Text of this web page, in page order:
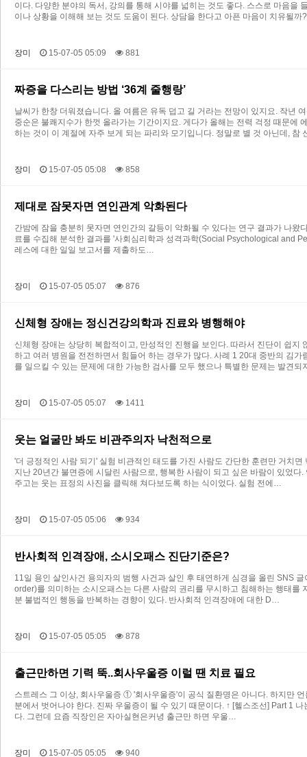
이다. 다양한 분야의 독서, 강의를 통해 시야를 넓히는 것도 좋다. 스스로 마음
이나 상황을 이해해 보는 것도 도움이 된다. 상담을 한다고 아픈 마음이 치유될
장미 15-07-05 05:09 881
짜증을 다스리는 방법 ‘36계 줄행랑’
날씨가 한창 더워졌습니다. 올 여름은 유독 덥고 길 거라는 전망이 있지요. 작년
중순은 불쾌지수가 한껏 올라가는 기간이지요. 게다가 올해는 전력 걱정 때문에
하는 것이 이 계절에 자주 보게 되는 파리와 모기입니다. 정말로 별 것 아닌데, 참
장미 15-07-05 05:08 858
제대로 잠못자면 연인관계 악화된다
간밤에 잠을 충분히 못자면 연인간의 갈등이 악화될 수 있다는 연구 결과가 나
료를 수집해 분석한 결과를 '사회심리학과 성격과학(Social Psychological and
레스에 대한 일일 보고서를 제출하도…
장미 15-07-05 05:07 876
신체형 장애는 정신건강의학과 진료와 병행해야
신체형 장애는 상당히 복합적이고, 만성적인 진행을 보인다. 따라서 진단이 쉽
하고 여러 병원을 전전하면서 힘들어 하는 경우가 많다. 사례 1 20대 중반의 김
를 일으킬 수 있는 문제에 대한 가능한 검사를 모두 했으나 특별한 문제는 발견
장미 15-07-05 05:07 1411
웃는 얼굴만 봐도 비관주의자 낙천적으로
'더 긍정적인 사람 되기' 실험 비관적인 태도를 가진 사람도 간단한 훈련만 거치
지난 20년간 불면증에 시달린 사람으로, 행복한 사람이 되고 싶은 바람이 있었
주고는 웃는 표정의 사진을 클릭해 쳐다보도록 하는 식이었다. 실험 전에…
장미 15-07-05 05:06 934
반사회적 인격장애, 소시오패스 진단기준은?
11일 용인 살인사건 용의자의 범행 사건과 살인 후 태연하게 심경을 올린 SNS
order)를 의미하는 소시오패스는 다른 사람의 권리를 무시하고 침해하는 행태
분 불법적인 행동을 반복하는 경향이 있다. 반사회적 인격장애에 대한 D…
장미 15-07-05 05:05 878
출근만하면 기력 뚝..회사우울증 이럴 땐 치료 필요
스트레스 그 이상, 회사우울증 ① '회사우울증'이 공식 질환명은 아니다. 하지만
분에서 벗어나야 한다. 진짜 우울증이 될 수 있기 때문이다. ↑ [헬스조선] Part 1
다. 그런데 요즘 직장인은 자아실현은커녕 출근만 하면 우울…
장미 15-07-05 05:05 940